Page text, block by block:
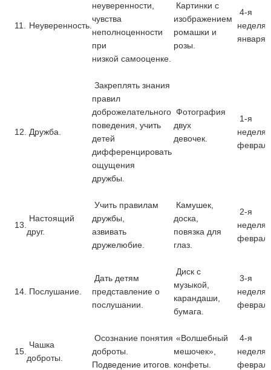
11. Неуверенность.
неуверенности,
чувства
неполноценности
при
низкой самооценке.
Картинки с
изображением
ромашки и
розы.
4-я
неделя
января
12. Дружба.
Закреплять знания
правил
доброжелательного
поведения, учить
детей
дифференцировать
ощущения
дружбы.
Фотография
двух
девочек.
1-я
неделя
13.
Настоящий
друг.
Учить правилам
дружбы,
азвивать
дружелюбие.
Камушек,
доска,
повязка для
глаз.
2-я
неделя
14. Послушание.
Дать детям
представление о
послушании.
Диск с
музыкой,
карандаши,
бумага.
3-я
неделя
15.
Чашка
доброты.
Осознание понятия
доброты.
Подведение итогов.
«Волшебный
мешочек»,
конфеты.
4-я
неделя